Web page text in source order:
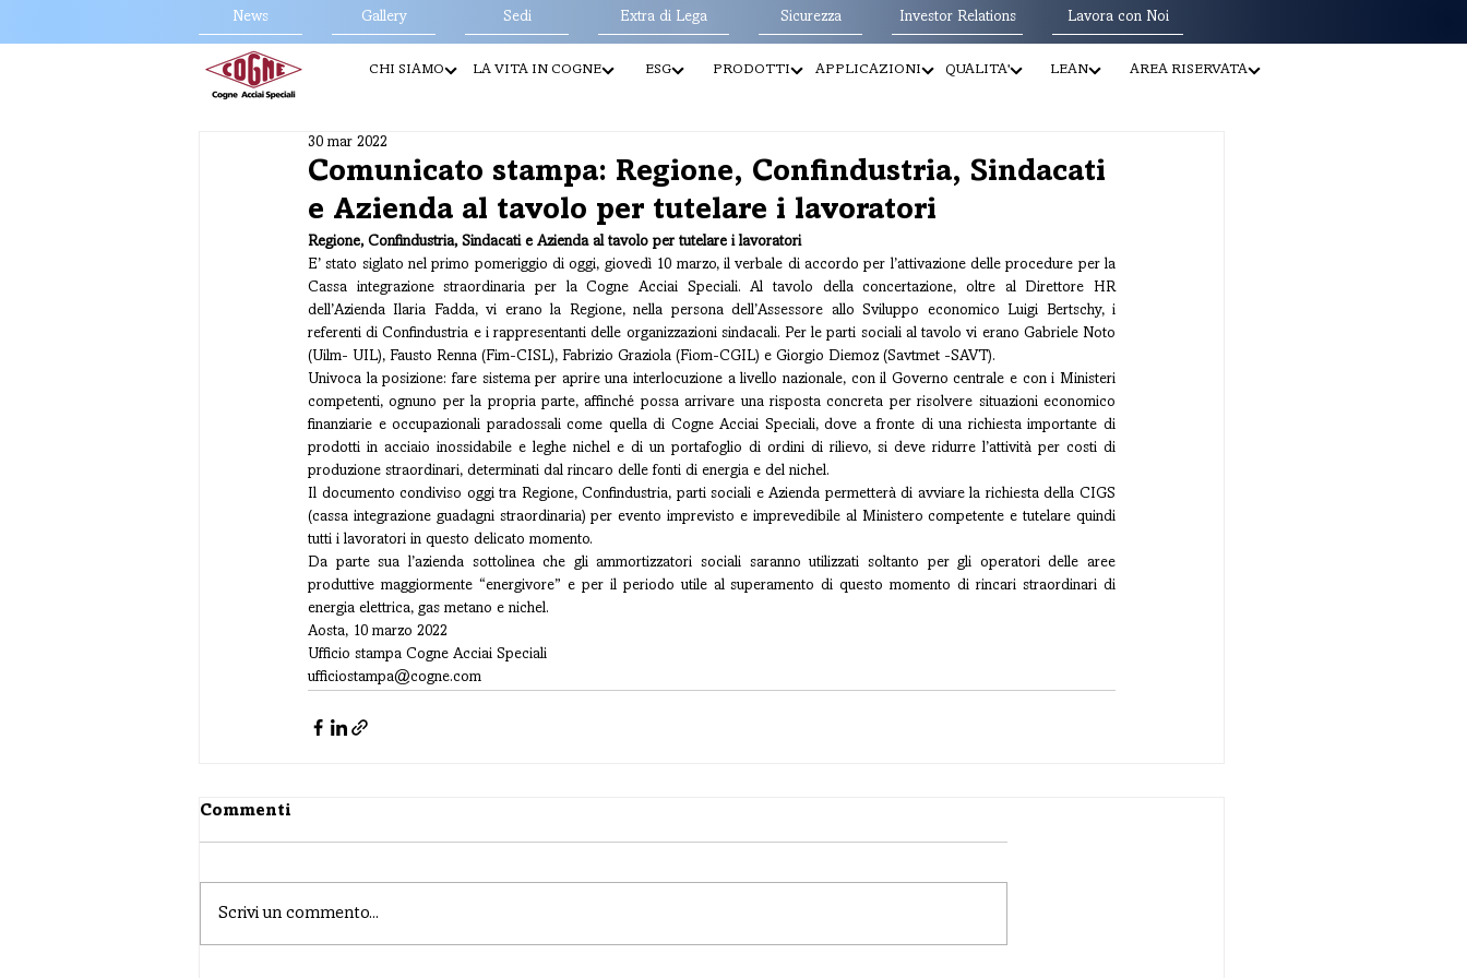
News Gallery Sedi Extra di Lega Sicurezza Investor Relations Lavora con Noi
CHI SIAMO ESG PRODOTTI APPLICAZIONI QUALITA' LEAN AREA RISERVATA
LA VITA IN COGNE
Comunicato stampa: Regione, Confindustria, Sindacati
e Azienda al tavolo per tutelare i lavoratori
30 mar 2022
Regione, Confindustria, Sindacati e Azienda al tavolo per tutelare i lavoratori
E’ stato siglato nel primo pomeriggio di oggi, giovedì 10 marzo, il verbale di accordo per l’attivazione delle procedure per la
Cassa integrazione straordinaria per la Cogne Acciai Speciali. Al tavolo della concertazione, oltre al Direttore HR
dell’Azienda Ilaria Fadda, vi erano la Regione, nella persona dell’Assessore allo Sviluppo economico Luigi Bertschy, i
referenti di Confindustria e i rappresentanti delle organizzazioni sindacali. Per le parti sociali al tavolo vi erano Gabriele Noto
(Uilm- UIL), Fausto Renna (Fim-CISL), Fabrizio Graziola (Fiom-CGIL) e Giorgio Diemoz (Savtmet -SAVT).
Univoca la posizione: fare sistema per aprire una interlocuzione a livello nazionale, con il Governo centrale e con i Ministeri
competenti, ognuno per la propria parte, affinché possa arrivare una risposta concreta per risolvere situazioni economico
finanziarie e occupazionali paradossali come quella di Cogne Acciai Speciali, dove a fronte di una richiesta importante di
prodotti in acciaio inossidabile e leghe nichel e di un portafoglio di ordini di rilievo, si deve ridurre l’attività per costi di
produzione straordinari, determinati dal rincaro delle fonti di energia e del nichel.
Il documento condiviso oggi tra Regione, Confindustria, parti sociali e Azienda permetterà di avviare la richiesta della CIGS
(cassa integrazione guadagni straordinaria) per evento imprevisto e imprevedibile al Ministero competente e tutelare quindi
tutti i lavoratori in questo delicato momento.
Da parte sua l’azienda sottolinea che gli ammortizzatori sociali saranno utilizzati soltanto per gli operatori delle aree
produttive maggiormente “energivore” e per il periodo utile al superamento di questo momento di rincari straordinari di
energia elettrica, gas metano e nichel.
Aosta, 10 marzo 2022
Ufficio stampa Cogne Acciai Speciali
ufficiostampa@cogne.com
Commenti
Scrivi un commento...